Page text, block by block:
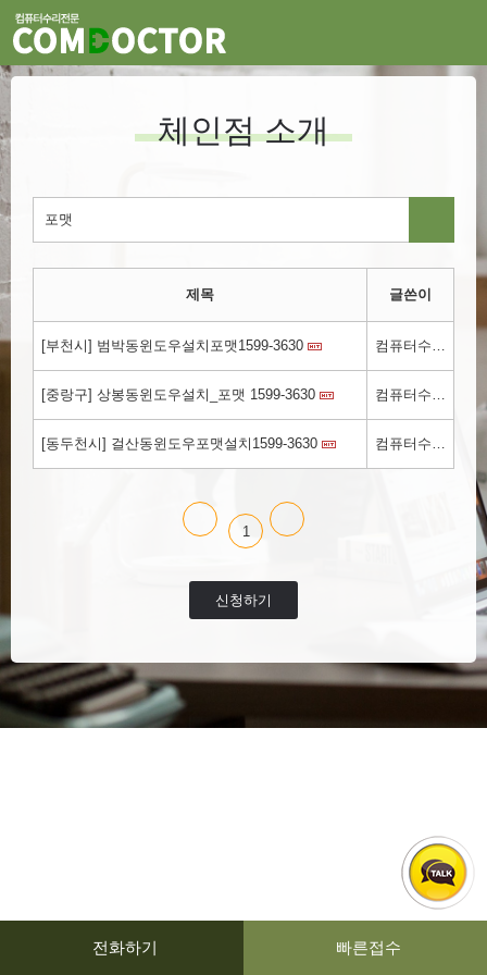
체인점 소개
제목 글쓴이
[부천시] 범박동윈도우설치포맷1599-3630 컴퓨터수리.kr
[중랑구] 상봉동윈도우설치_포맷 1599-3630 컴퓨터수리.kr
[동두천시] 걸산동윈도우포맷설치1599-3630 컴퓨터수리.kr
1
신청하기
전화하기 빠른접수